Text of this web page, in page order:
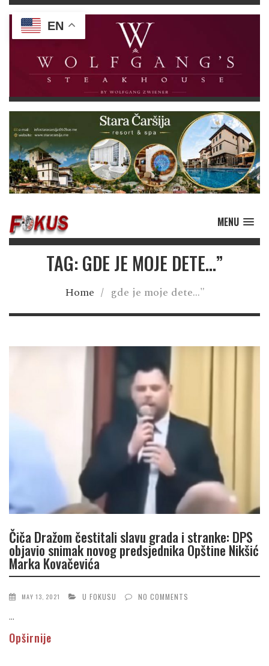
MENU
TAG: GDE JE MOJE DETE…”
Home / gde je moje dete..."
Čiča Dražom čestitali slavu grada i stranke: DPS
objavio snimak novog predsjednika Opštine Nikšić
Marka Kovačevića
MAY 13, 2021 U FOKUSU NO COMMENTS
...
Opširnije
EN